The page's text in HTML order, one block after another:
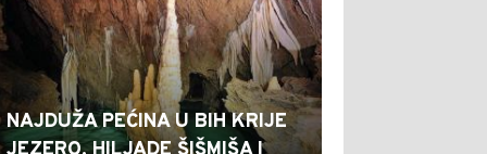
NAJDUŽA PEĆINA U BIH KRIJE